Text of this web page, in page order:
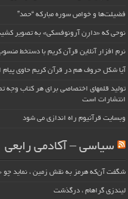
فضیلت‌ها و خواص سوره مبارکه “حمد”
نوحی که «دارِن آرونوفسکی» به تصویر
نرم افزار آنلاین قرآن کریم با دستخط
آیا شکل حروف هم در قرآن کریم حاوی
تولید قلمهای اختصاصی برای هر کتاب وجه
انتشارات است
وبسایت قرآنیوم راه اندازی می شود
سیاسی – آکادمی رابعی
شگفت آن‌که هرمز به نقش زمین ، نماید چو
لیندزی گراهام ، درگذشت